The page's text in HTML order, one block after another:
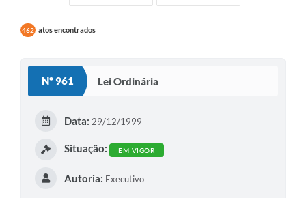
Contratos
Audiências Públicas
Arquivos para Download
Contas Públicas
Serviços Online
462 atos encontrados
Nº 961 Lei Ordinária
Data: 29/12/1999
Situação: EM VIGOR
Autoria: Executivo